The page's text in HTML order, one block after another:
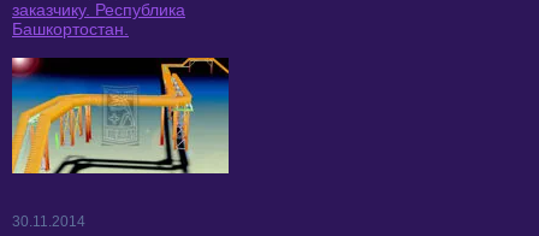
заказчику. Республика
Башкортостан.
30.11.2014